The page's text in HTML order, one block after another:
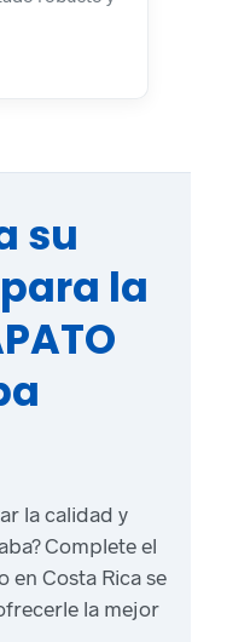
su
la
la calidad y
Complete el
Costa Rica se
la mejor